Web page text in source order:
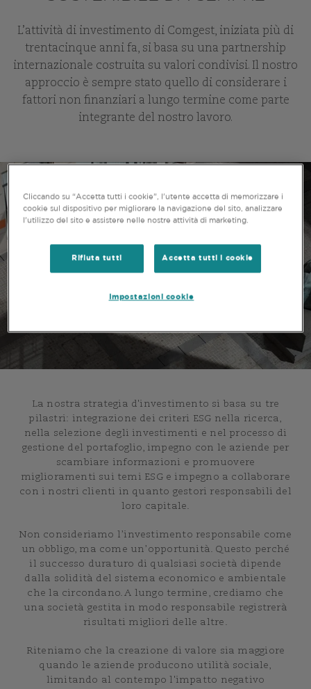
L’attività di investimento di Comgest, iniziata più di
trentacinque anni fa, si basa su una partnership
internazionale costruita su valori condivisi. Il nostro
approccio è sempre stato quello di considerare i
fattori non finanziari a lungo termine come parte
integrante del nostro lavoro.
La nostra strategia d'investimento si basa su tre
pilastri: integrazione dei criteri ESG nella ricerca,
nella selezione degli investimenti e nel processo di
gestione del portafoglio, impegno con le aziende per
scambiare informazioni e promuovere
miglioramenti sui temi ESG e impegno a collaborare
con i nostri clienti in quanto gestori responsabili del
loro capitale.
Non consideriamo l’investimento responsabile come
un obbligo, ma come un’opportunità. Questo perché
il successo duraturo di qualsiasi società dipende
dalla solidità del sistema economico e ambientale
che la circondano. A lungo termine, crediamo che
una società gestita in modo responsabile registrerà
risultati migliori delle altre.
Riteniamo che la creazione di valore sia maggiore
quando le aziende producono utilità sociale,
limitando al contempo l'impatto negativo
Cliccando su “Accetta tutti i cookie”, l'utente accetta di memorizzare i
cookie sul dispositivo per migliorare la navigazione del sito, analizzare
l'utilizzo del sito e assistere nelle nostre attività di marketing.
Rifiuta tutti Accetta tutti i cookie
Impostazioni cookie